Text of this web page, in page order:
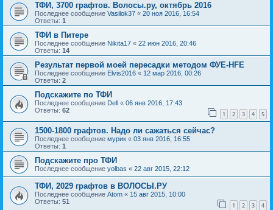
ТФИ, 3700 графтов. Волосы.ру, октябрь 2016
Последнее сообщение Vasilok37 « 20 ноя 2016, 16:54
Ответы: 1
ТФИ в Питере
Последнее сообщение Nikita17 « 22 июн 2016, 20:46
Ответы: 14
Результат первой моей пересадки методом ФУЕ-HFE
Последнее сообщение Elvis2016 « 12 мар 2016, 00:26
Ответы: 2
Подскажите по ТФИ
Последнее сообщение Dell « 06 янв 2016, 17:43
Ответы: 62 1 2 3 4 5
1500-1800 графтов. Надо ли сажаться сейчас?
Последнее сообщение мурик « 03 янв 2016, 16:55
Ответы: 1
Подскажите про ТФИ
Последнее сообщение yolbas « 22 авг 2015, 22:12
ТФИ, 2029 графтов в ВОЛОСЫ.РУ
Последнее сообщение Atom « 15 авг 2015, 10:00
Ответы: 51 1 2 3 4